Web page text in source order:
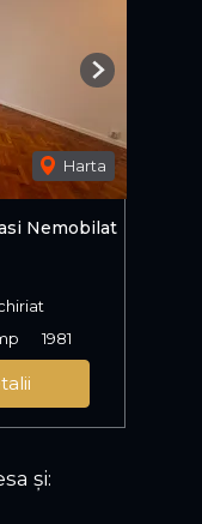
Harta
Next
Nemobilat
1981
și: